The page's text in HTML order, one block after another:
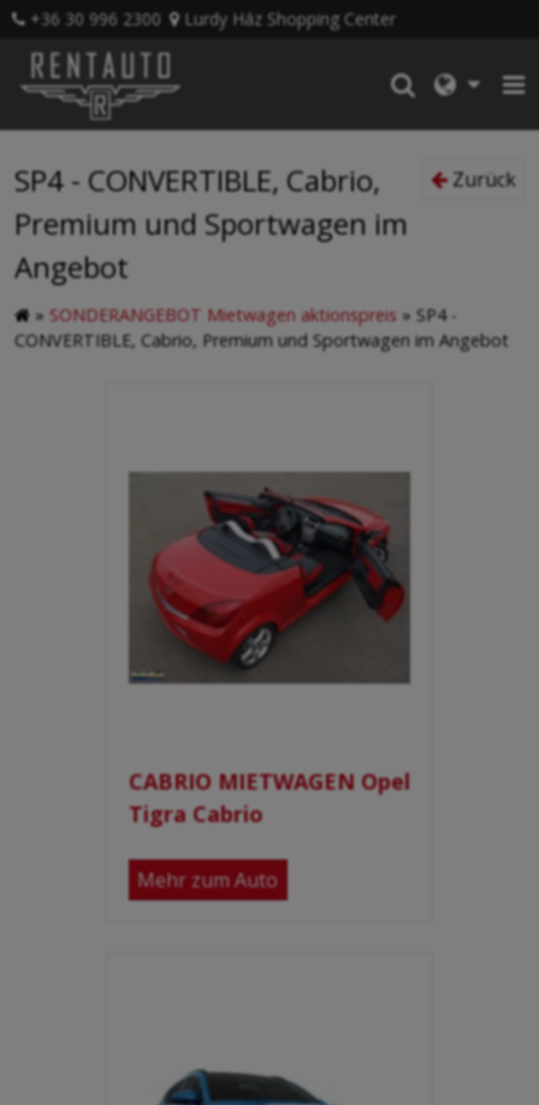
+36 30 996 2300 Lurdy Ház Shopping Center
Zurück
SP4 - CONVERTIBLE, Cabrio,
Premium und Sportwagen im
Angebot
» SONDERANGEBOT Mietwagen aktionspreis » SP4 -
CONVERTIBLE, Cabrio, Premium und Sportwagen im Angebot
CABRIO MIETWAGEN Opel
Tigra Cabrio
Mehr zum Auto